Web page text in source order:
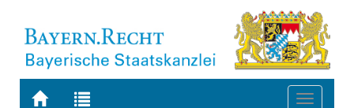
Zur
Zur
Toggle